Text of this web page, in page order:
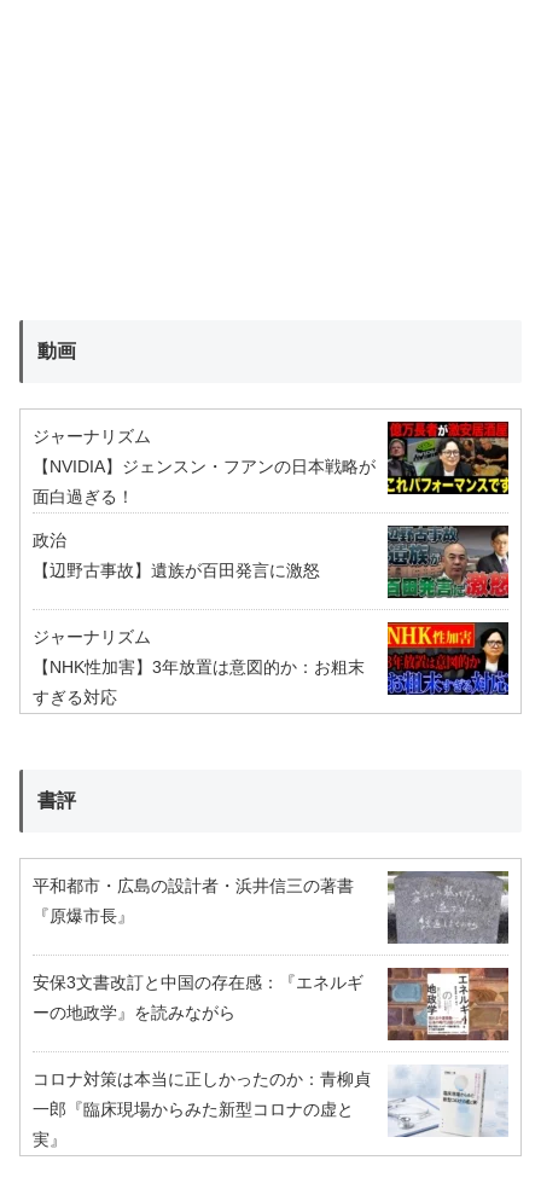
動画
ジャーナリズム
【NVIDIA】ジェンスン・フアンの日本戦略が
面白過ぎる！
政治
【辺野古事故】遺族が百田発言に激怒
ジャーナリズム
【NHK性加害】3年放置は意図的か：お粗末
すぎる対応
書評
平和都市・広島の設計者・浜井信三の著書
『原爆市長』
安保3文書改訂と中国の存在感：『エネルギ
ーの地政学』を読みながら
コロナ対策は本当に正しかったのか：青柳貞
一郎『臨床現場からみた新型コロナの虚と
実』